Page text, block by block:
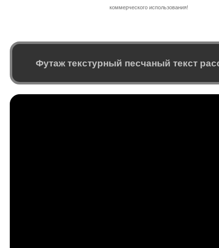
коммерческого использования!
Футаж текстурный песчаный текст